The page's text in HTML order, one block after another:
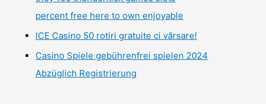
percent free here to own enjoyable
ICE Casino 50 rotiri gratuite ci vărsare!
Casino Spiele gebührenfrei spielen 2024
Abzüglich Registrierung